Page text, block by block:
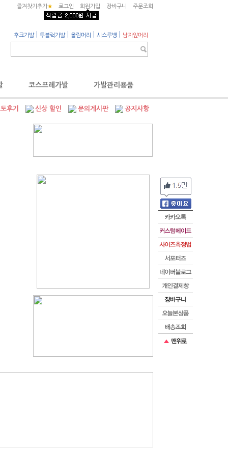
즐겨찾기추가★ 로그인 회원가입 장바구니 주문조회
후크가발| 투블럭가발| 올림머리 시스루뱅 남자앞머리
코스프레가발 가발관리용품
후기 신상 할인 문의게시판 공지사항